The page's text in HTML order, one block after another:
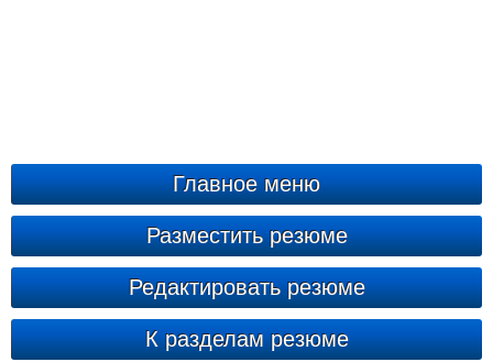
Главное меню
Разместить резюме
Редактировать резюме
К разделам резюме